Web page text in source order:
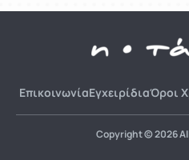
ΕπικοινωνίαΕγχειρίδιαΌροι
Copyright © 2026